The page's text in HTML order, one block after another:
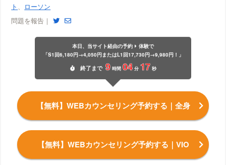
ト
ローソン
問題を報告｜
本日、当サイト経由の予約
体験で
「S1回6,180円→4,050円またはL1回17,730円→9,980円！」
終了 まで 9 時間 04 分 16 秒
【無料】WEBカウンセリング予約する ｜全身
【無料】WEBカウンセリング予約する ｜VIO